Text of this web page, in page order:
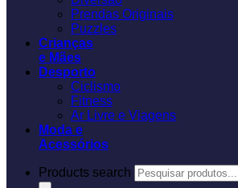
Prendas Originais
Puzzles
Crianças
e Mães
Desporto
Ciclismo
Fitness
Ar Livre e Viagens
Moda e
Acessórios
Products search